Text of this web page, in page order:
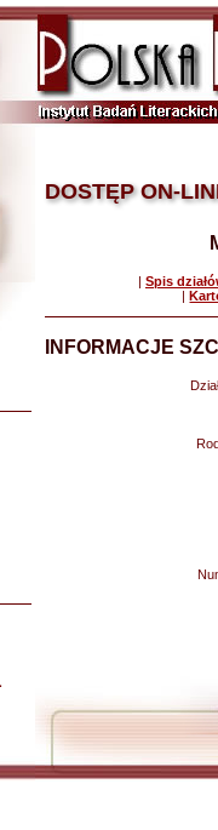
DOSTĘP ON-
| Spis
|
INFORMACJE